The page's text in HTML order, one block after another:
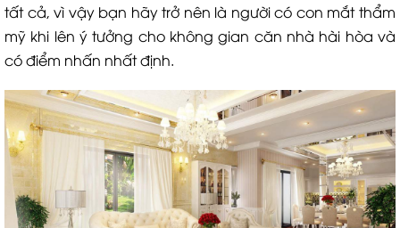
tất cả, vì vậy bạn hãy trở nên là người có con mắt thẩm
mỹ khi lên ý tưởng cho không gian căn nhà hài hòa và
có điểm nhấn nhất định.